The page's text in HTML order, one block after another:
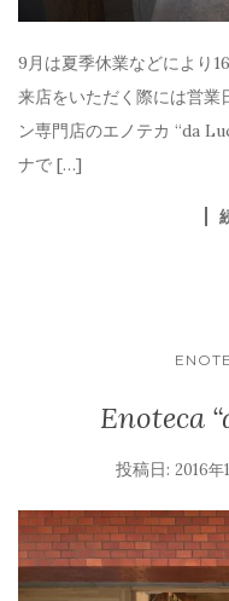
9月は夏季休業などにより
来店をいただく際には営業
ン専門店のエノテカ “da
ナで […]
Enoteca
投稿日: 2016年